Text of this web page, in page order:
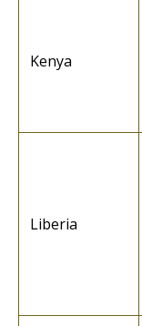
Kenya
Liberia